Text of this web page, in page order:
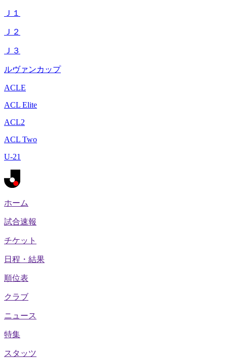
Ｊ１
Ｊ２
Ｊ３
ルヴァンカップ
ACLE
ACL Elite
ACL2
ACL Two
U-21
ホーム
試合速報
チケット
日程・結果
順位表
クラブ
ニュース
特集
スタッツ